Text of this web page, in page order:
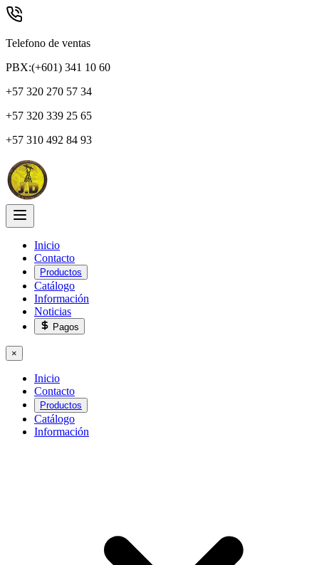
Telefono de ventas
PBX:(+601) 341 10 60
+57 320 270 57 34
+57 320 339 25 65
+57 310 492 84 93
Inicio
Contacto
Productos
Catálogo
Información
Noticias
Pagos
×
Inicio
Contacto
Productos
Catálogo
Información